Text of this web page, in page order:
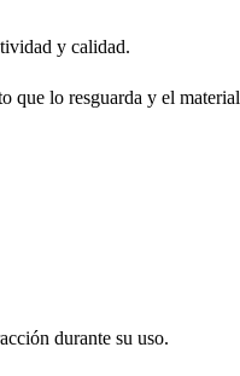
y calidad.
que lo resguarda y el material
durante su uso.